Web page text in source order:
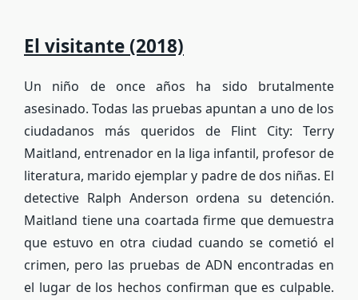
El visitante (2018)
Un niño de once años ha sido brutalmente
asesinado. Todas las pruebas apuntan a uno de los
ciudadanos más queridos de Flint City: Terry
Maitland, entrenador en la liga infantil, profesor de
literatura, marido ejemplar y padre de dos niñas. El
detective Ralph Anderson ordena su detención.
Maitland tiene una coartada firme que demuestra
que estuvo en otra ciudad cuando se cometió el
crimen, pero las pruebas de ADN encontradas en
el lugar de los hechos confirman que es culpable.